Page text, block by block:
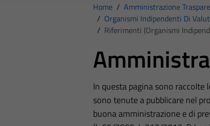
Home / Amministrazione
/ Organismi Indipendenti Di
/ Riferimenti (Organismi
In questa pagina sono
sono tenute a pubblicare nel
buona amministrazione e di